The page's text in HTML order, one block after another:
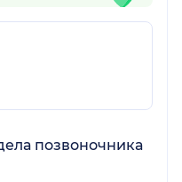
позвоночника